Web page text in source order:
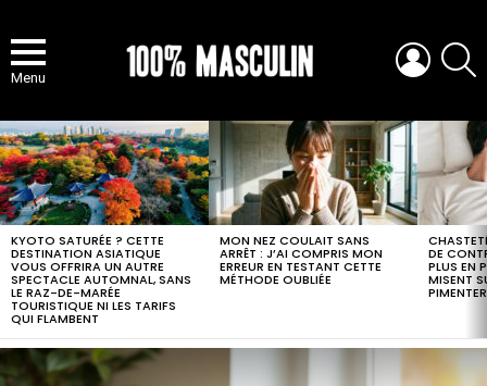
Menu
LOGIN
MOST
VIEWED
STORIES
KYOTO SATURÉE ? CETTE
DESTINATION ASIATIQUE
VOUS OFFRIRA UN AUTRE
SPECTACLE AUTOMNAL, SANS
LE RAZ-DE-MARÉE
TOURISTIQUE NI LES TARIFS
QUI FLAMBENT
MON NEZ COULAIT SANS
ARRÊT : J’AI COMPRIS MON
ERREUR EN TESTANT CETTE
MÉTHODE OUBLIÉE
DE
PLUS EN
MISENT